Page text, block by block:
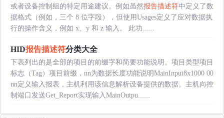
或者设备控制组的特定用途建议。例如虽然报告描述符中定义了数
据格式（例如，三个 8 位字段），但使用Usages定义了应对数据执
行的操作含义，例如 x、y 和 z 输入。 此功......
HID报告描述符分类大全
下表列出的是全部的项目的前缀字和简要功能说明。项目类型项目
标志（Tag）项目前缀，nn为数据长度功能说明MainInput8x1000 00
nn定义输入报表，主机利用该信息解析设备提供的数据。主机向控
制端口发送Get_Report实现输入MainOutpu......